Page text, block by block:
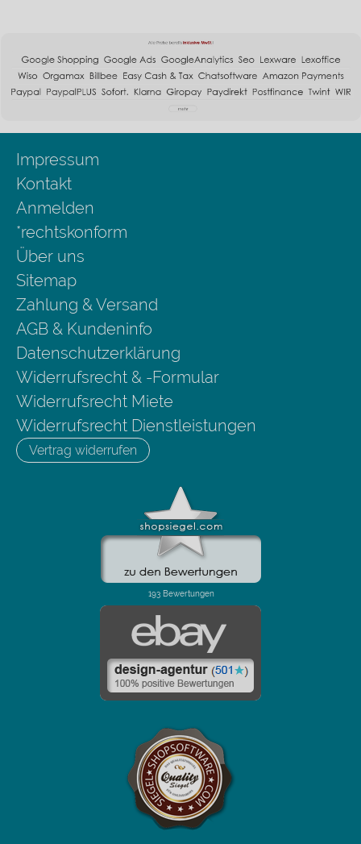
Impressum
Kontakt
Anmelden
*rechtskonform
Über uns
Sitemap
Zahlung & Versand
AGB & Kundeninfo
Datenschutzerklärung
Widerrufsrecht & -Formular
Widerrufsrecht Miete
Widerrufsrecht Dienstleistungen
Vertrag widerrufen